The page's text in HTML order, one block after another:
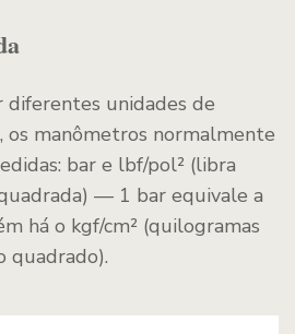
diferentes unidades de
os manômetros normalmente
bar e lbf/pol² (libra
— 1 bar equivale a
há o kgf/cm² (quilogramas
quadrado).